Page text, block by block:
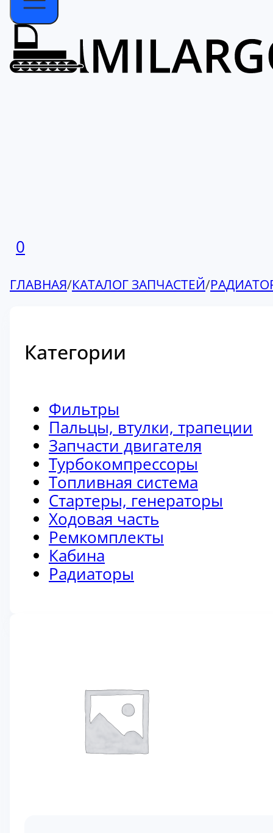
0
ГЛАВНАЯ/КАТАЛОГ ЗАПЧАСТЕЙ/
Категории
Фильтры
Пальцы, втулки, трапеции
Запчасти двигателя
Турбокомпрессоры
Топливная система
Стартеры, генераторы
Ходовая часть
Ремкомплекты
Кабина
Радиаторы